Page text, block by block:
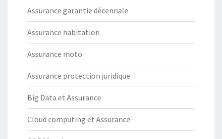
Assurance garantie décennale
Assurance habitation
Assurance moto
Assurance protection juridique
Big Data et Assurance
Cloud computing et Assurance